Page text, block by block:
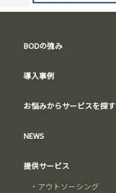
BODの強み
導入事例
お悩みからサービスを探す
NEWS
提供サービス
・ アウトソーシング